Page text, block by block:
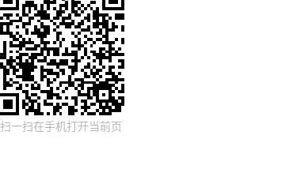
扫一扫在手机打开当前页